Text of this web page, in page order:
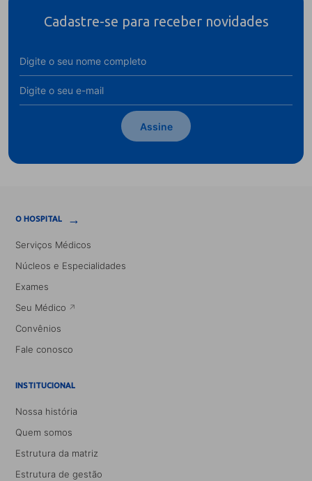
Cadastre-se para receber novidades
Assine
O HOSPITAL →
Serviços Médicos
Núcleos e Especialidades
Exames
Seu Médico
Convênios
Fale conosco
INSTITUCIONAL
Nossa história
Quem somos
Estrutura da matriz
Estrutura de gestão